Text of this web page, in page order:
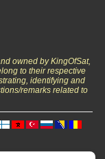
owned by KingOfSat,
to their respective
identifying and
remarks related to